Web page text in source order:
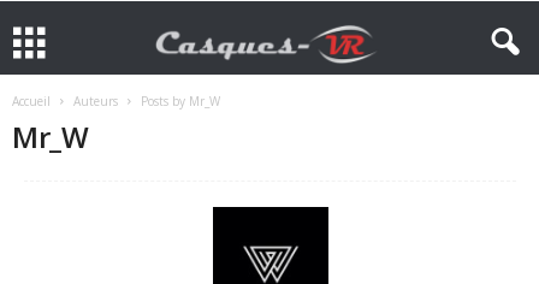
Accueil Auteurs Posts by Mr_W
Mr_W